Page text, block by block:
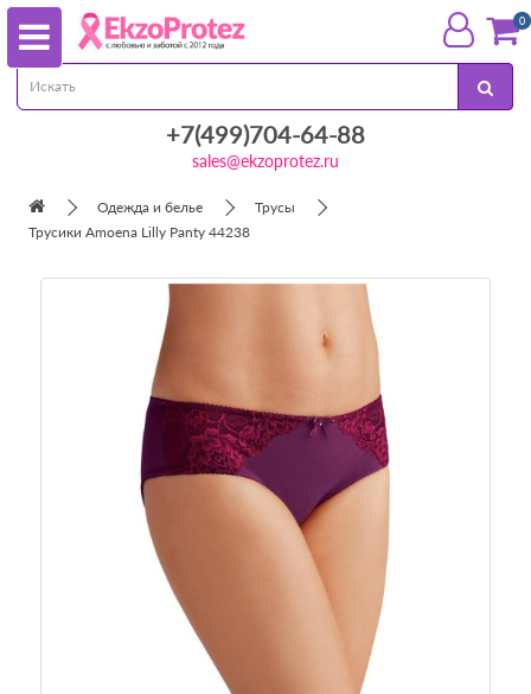
+7(499)704-64-88
sales@ekzoprotez.ru
0
Одежда и белье
Трусы
Трусики Amoena Lilly Panty 44238